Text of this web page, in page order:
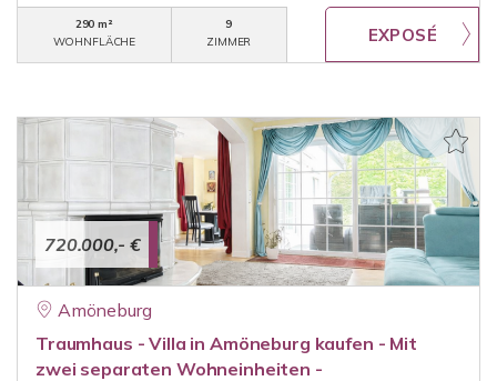
290 m²
WOHNFLÄCHE
9
ZIMMER
720.000,- €
Amöneburg
Traumhaus - Villa in Amöneburg kaufen - Mit
zwei separaten Wohneinheiten -